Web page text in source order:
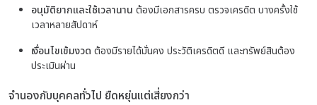
อนุมัติยากและใช้เวลานาน ต้องมีเอกสารครบ ตรวจเครดิต บางครั้งใช้
เวลาหลายสัปดาห์
เงื่อนไขเข้มงวด ต้องมีรายได้มั่นคง ประวัติเครดิตดี และทรัพย์สินต้อง
ประเมินผ่าน
จำนองกับบุคคลทั่วไป ยืดหยุ่นแต่เสี่ยงกว่า